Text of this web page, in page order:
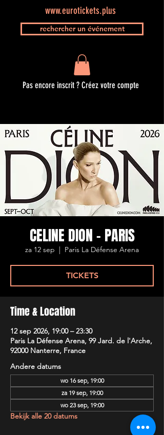
www.eurotickets.plus
rechercher un événement
Pas encore inscrit ? Créez votre compte
CELINE DION - PARIS
za 12 sep
  |
Paris La Défense Arena
TICKETS
Time & Location
12 sep 2026, 19:00 – 23:30
Paris La Défense Arena, 99 Jard. de l'Arche,
92000 Nanterre, France
Andere datums
wo 16 sep, 19:00
za 19 sep, 19:00
wo 23 sep, 19:00
Bekijk alle 20 datums